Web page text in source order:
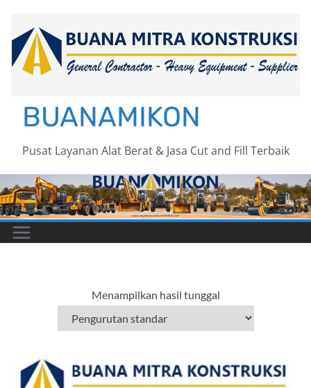
content
BUANAMIKON
Pusat Layanan Alat Berat & Jasa Cut and Fill Terbaik
Menampilkan hasil tunggal